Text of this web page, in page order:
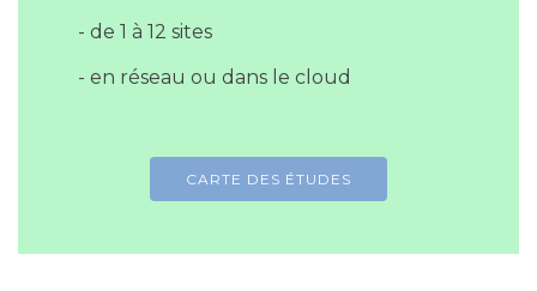
- de 1 à 12 sites
- en réseau ou dans le cloud
CARTE DES ÉTUDES